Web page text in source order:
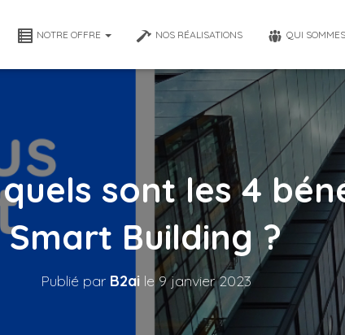
NOTRE OFFRE NOS RÉALISATIONS QUI
sont les 4
Smart Building ?
Publié par B2ai le 9 janvier 2023